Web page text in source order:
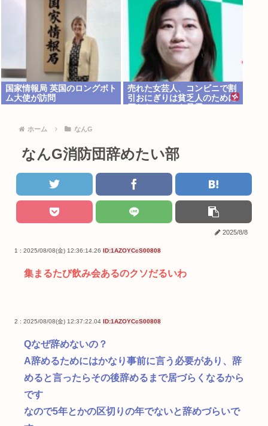
国家情報局 英国のロングボト
ム大使が訪問
売れた女芸人、コンビニで割
引おにぎりは貧乏人のために
ホーム なんG
なんG消防団辞めたい部
2025/8/8
1 : 2025/08/08(金) 12:36:14.26 ID:1AZOYCcS00808
集まるたび飲み会あるのクソだるいわ
2 : 2025/08/08(金) 12:37:22.04 ID:1AZOYCcS00808
Qなぜ辞めないの？
A辞めるためにはかなり事前に言う必要があり、辞
めると言ったらその後辞めるまで居づらくなるから
です
なので5年とかの区切りの年でないと辞めづらいで